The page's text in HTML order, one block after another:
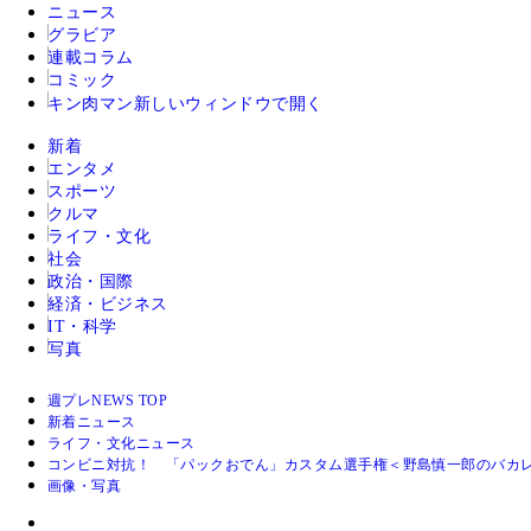
ニュース
グラビア
連載コラム
コミック
キン肉マン 新しいウィンドウで開く
新着
エンタメ
スポーツ
クルマ
ライフ・文化
社会
政治・国際
経済・ビジネス
IT・科学
写真
週プレNEWS TOP
新着ニュース
ライフ・文化ニュース
コンビニ対抗！ 「パックおでん」カスタム選手権＜野島慎一郎のバカ
画像・写真